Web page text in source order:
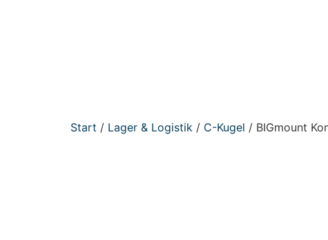
Start / Lager & Logistik / C-Kugel / BIGmount